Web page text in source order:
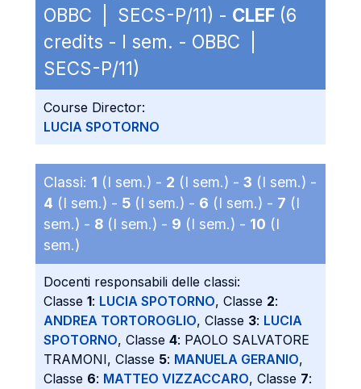
OBBC | SECS-P/11) - CLEF (6
credits - I sem. - OBBC |
SECS-P/11)
Course Director:
LUCIA SPOTORNO
Classi: 1 (I sem.) - 2 (I sem.) - 3 (I sem.) -
4 (I sem.) - 5 (I sem.) - 6 (I sem.) - 7 (I
sem.) - 8 (I sem.) - 9 (I sem.) - 10 (I
sem.)
Docenti responsabili delle classi:
Classe 1: LUCIA SPOTORNO, Classe 2:
ANDREA TORTOROGLIO, Classe 3: LUCIA
SPOTORNO, Classe 4: PAOLO SALVATORE
TRAMONI, Classe 5: MANUELA GERANIO,
Classe 6: MATTEO VIZZACCARO, Classe 7: